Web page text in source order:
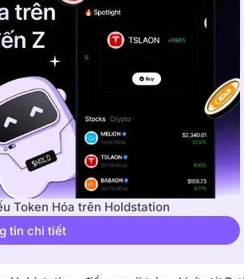
Token Hóa trên Holdstation
tin chi tiết